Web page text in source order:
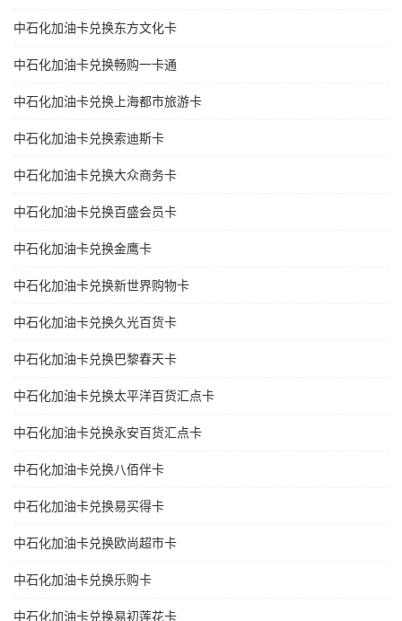
中石化加油卡兑换东方文化卡
中石化加油卡兑换畅购一卡通
中石化加油卡兑换上海都市旅游卡
中石化加油卡兑换索迪斯卡
中石化加油卡兑换大众商务卡
中石化加油卡兑换百盛会员卡
中石化加油卡兑换金鹰卡
中石化加油卡兑换新世界购物卡
中石化加油卡兑换久光百货卡
中石化加油卡兑换巴黎春天卡
中石化加油卡兑换太平洋百货汇点卡
中石化加油卡兑换永安百货汇点卡
中石化加油卡兑换八佰伴卡
中石化加油卡兑换易买得卡
中石化加油卡兑换欧尚超市卡
中石化加油卡兑换乐购卡
中石化加油卡兑换易初莲花卡